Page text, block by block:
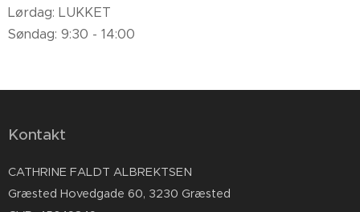
Lørdag: LUKKET
Søndag: 9:30 - 14:00
Kontakt
CATHRINE FALDT ALBREKTSEN
Græsted Hovedgade 60, 3230 Græsted